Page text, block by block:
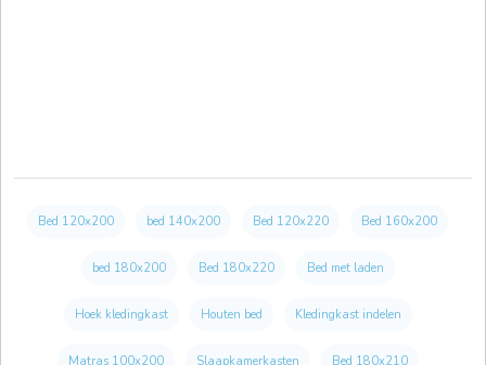
Bed 120x200 bed 140x200 Bed 120x220 Bed 160x200
bed 180x200 Bed 180x220 Bed met laden
Hoek kledingkast Houten bed Kledingkast indelen
Matras 100x200 Slaapkamerkasten Bed 180x210